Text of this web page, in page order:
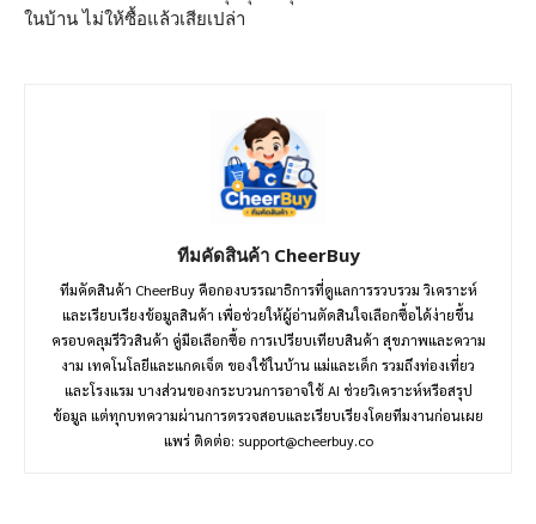
ในบ้าน ไม่ให้ซื้อแล้วเสียเปล่า
ทีมคัดสินค้า CheerBuy
ทีมคัดสินค้า CheerBuy คือกองบรรณาธิการที่ดูแลการรวบรวม วิเคราะห์
และเรียบเรียงข้อมูลสินค้า เพื่อช่วยให้ผู้อ่านตัดสินใจเลือกซื้อได้ง่ายขึ้น
ครอบคลุมรีวิวสินค้า คู่มือเลือกซื้อ การเปรียบเทียบสินค้า สุขภาพและความ
งาม เทคโนโลยีและแกดเจ็ต ของใช้ในบ้าน แม่และเด็ก รวมถึงท่องเที่ยว
และโรงแรม บางส่วนของกระบวนการอาจใช้ AI ช่วยวิเคราะห์หรือสรุป
ข้อมูล แต่ทุกบทความผ่านการตรวจสอบและเรียบเรียงโดยทีมงานก่อนเผย
แพร่ ติดต่อ: support@cheerbuy.co